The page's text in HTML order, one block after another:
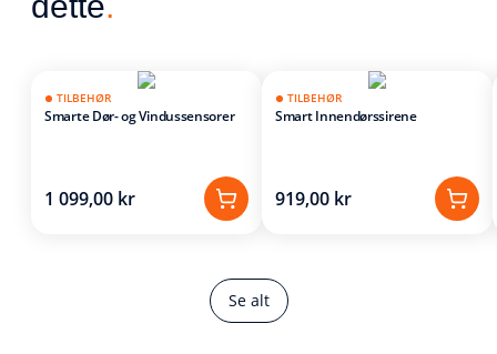
Se alt
TILBEHØR
Smarte Dør- og Vindussensorer
1 099,00 kr
TILBEHØR
Smart Innendørssirene
919,00 kr